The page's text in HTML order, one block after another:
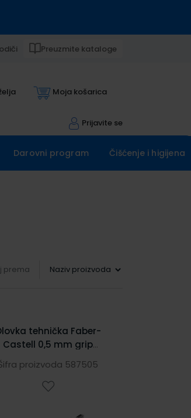
Preuzmite kataloge
Moja košarica
Prijavite se
Darovni program Čišćenje i higijena
prema
tehnička Faber-
Castell 0,5 mm grip
APOLLO 232503 tamno
plava
proizvoda 587505